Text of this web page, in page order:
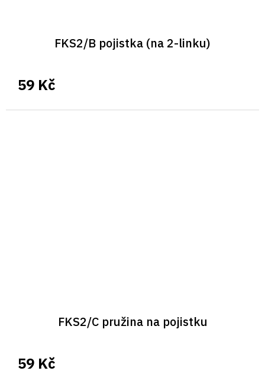
FKS2/B pojistka (na 2-linku)
59 Kč
FKS2/C pružina na pojistku
59 Kč